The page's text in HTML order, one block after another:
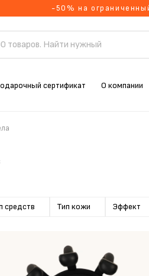
-50% на
сертификат О компании
средств Тип кожи Эффект